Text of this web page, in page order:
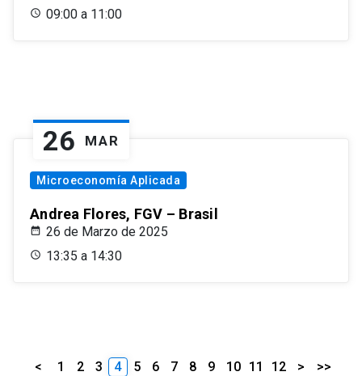
09:00 a 11:00
26 MAR
Microeconomía Aplicada
Andrea Flores, FGV – Brasil
26 de Marzo de 2025
13:35 a 14:30
< 1 2 3 4 5 6 7 8 9 10 11 12 > >>